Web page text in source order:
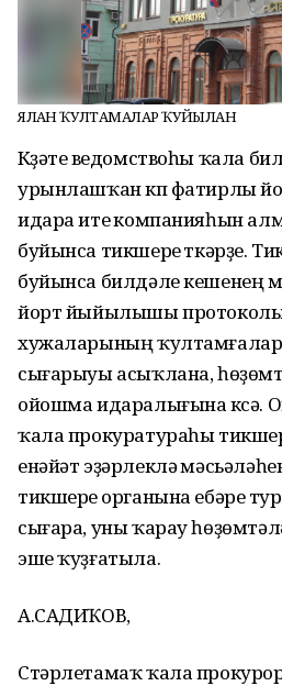
ЯЛҒАН ҠУЛТАМҒАЛАР ҠУЙЫЛҒАН
Күҙәтеү ведомствоһы ҡала
урынлашҡан күп фатирлы
идара итеү компанияһын
буйынса тикшереү үткәрҙе.
буйынса билдәле кешенең
йорт йыйылышы
хужаларының
сығарыуы асыҡлана,
ойошма идаралығына күсә.
ҡала прокуратураһы
енәйәт эҙәрлекләү
тикшереү органына ебәреү
сығара, уны ҡарау
эше ҡуҙғатыла.
А.САДИҠОВ,
Стәрлетамаҡ ҡала